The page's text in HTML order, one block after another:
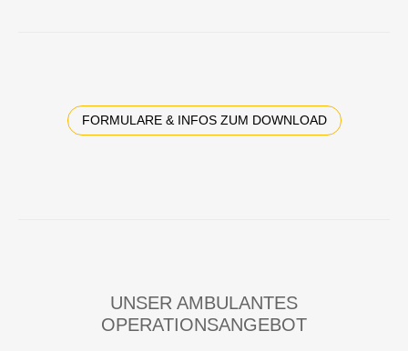
FORMULARE & INFOS ZUM DOWNLOAD
UNSER AMBULANTES
OPERATIONSANGEBOT